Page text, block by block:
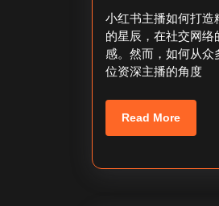
7
月
8
日
小红书主播如何打造
的星辰，在社交网
感。然而，如何从众
位资深主播的角度
Read MoreRead
More